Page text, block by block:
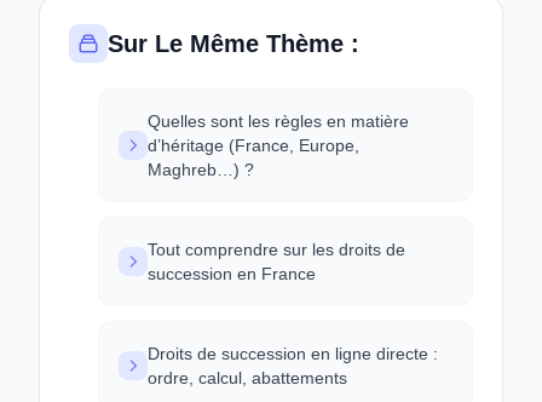
Sur Le Même Thème :
Quelles sont les règles en matière
d’héritage (France, Europe,
Maghreb…) ?
Tout comprendre sur les droits de
succession en France
Droits de succession en ligne directe :
ordre, calcul, abattements